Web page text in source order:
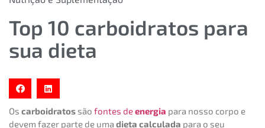
Top 10 carboidratos para
sua dieta
Os carboidratossão fontes deenergia para nosso corpo e
devem fazer parte de uma dieta calculada para o seu